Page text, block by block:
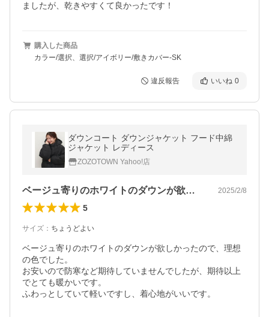
ましたが、乾きやすくて良かったです！
購入した商品
カラー/選択、選択/アイボリー/敷きカバー-SK
違反報告 いいね 0
ダウンコート ダウンジャケット フード中綿
ジャケット レディース
ZOZOTOWN Yahoo!店
ベージュ寄りのホワイトのダウンが欲しか… 2025/2/8
5
サイズ ： ちょうどよい
ベージュ寄りのホワイトのダウンが欲しかったので、理想
の色でした。
お安いので防寒など期待していませんでしたが、期待以上
でとても暖かいです。
ふわっとしていて軽いですし、着心地がいいです。